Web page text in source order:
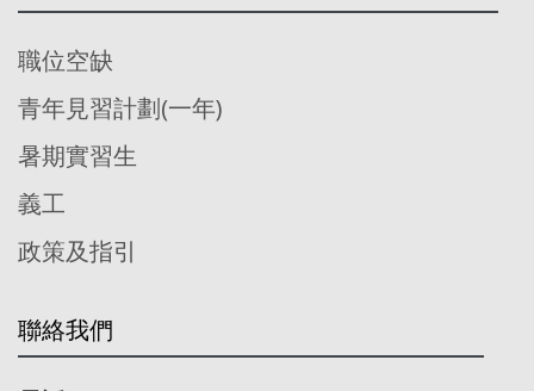
職位空缺
青年見習計劃(一年)
暑期實習生
義工
政策及指引
聯絡我們